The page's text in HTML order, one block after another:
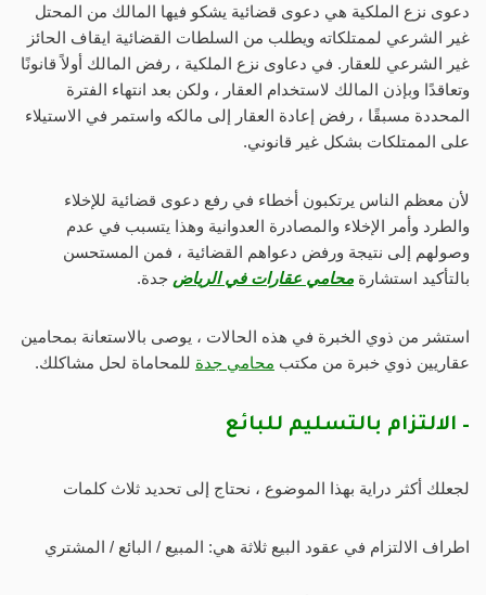
دعوى نزع الملكية هي دعوى قضائية يشكو فيها المالك من المحتل
غير الشرعي لممتلكاته ويطلب من السلطات القضائية ايقاف الحائز
غير الشرعي للعقار. في دعاوى نزع الملكية ، رفض المالك أولاً قانونًا
وتعاقدًا وبإذن المالك لاستخدام العقار ، ولكن بعد انتهاء الفترة
المحددة مسبقًا ، رفض إعادة العقار إلى مالكه واستمر في الاستيلاء
على الممتلكات بشكل غير قانوني.
لأن معظم الناس يرتكبون أخطاء في رفع دعوى قضائية للإخلاء
والطرد وأمر الإخلاء والمصادرة العدوانية وهذا يتسبب في عدم
وصولهم إلى نتيجة ورفض دعواهم القضائية ، فمن المستحسن
بالتأكيد استشارة محامي عقارات في الرياض جدة.
استشر من ذوي الخبرة في هذه الحالات ، يوصى بالاستعانة بمحامين
عقاريين ذوي خبرة من مكتب محامي جدة للمحاماة لحل مشاكلك.
– الالتزام بالتسليم للبائع
لجعلك أكثر دراية بهذا الموضوع ، نحتاج إلى تحديد ثلاث كلمات
اطراف الالتزام في عقود البيع ثلاثة هي: المبيع / البائع / المشتري